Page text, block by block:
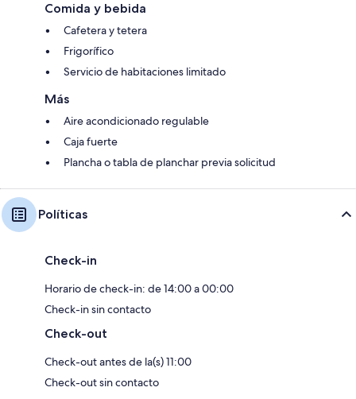
Comida y bebida
Cafetera y tetera
Frigorífico
Servicio de habitaciones limitado
Más
Aire acondicionado regulable
Caja fuerte
Plancha o tabla de planchar previa solicitud
Políticas
Check-in
Horario de check-in: de 14:00 a 00:00
Check-in sin contacto
Check-out
Check-out antes de la(s) 11:00
Check-out sin contacto